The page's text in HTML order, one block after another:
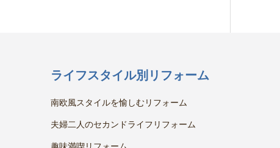
ライフスタイル別リフォーム
南欧風スタイルを愉しむリフォーム
夫婦二人のセカンドライフリフォーム